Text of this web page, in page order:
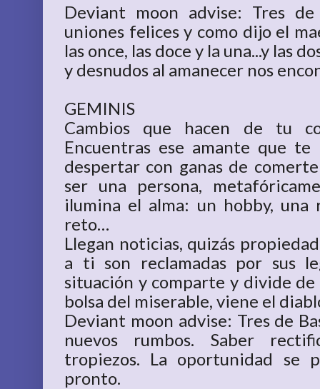
Deviant moon advise: Tres de
uniones felices y como dijo el
las once, las doce y la una...y las
y desnudos al amanecer nos
GEMINIS
Cambios que hacen de tu
Encuentras ese amante que
despertar con ganas de
ser una persona,
ilumina el alma: un hobby, una
reto…
Llegan noticias, quizás
a ti son reclamadas por sus
situación y comparte y divide de
bolsa del miserable, viene el
Deviant moon advise: Tres de
nuevos rumbos. Saber
tropiezos. La oportunidad se
pronto.